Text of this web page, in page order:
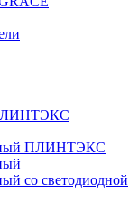
ПЛИНТЭКС
со светодиодной